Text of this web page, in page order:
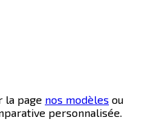
la page nos modèles ou
personnalisée.